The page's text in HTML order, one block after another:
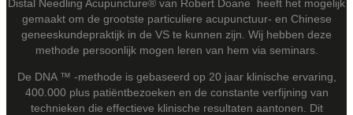
Distal Needling Acupuncture® van Robert Doane heeft het mogelijk
gemaakt om de grootste particuliere acupunctuur- en Chinese
geneeskundepraktijk in de VS te kunnen zijn. Wij hebben deze
methode persoonlijk mogen leren van hem via seminars.
De DNA ™ -methode is gebaseerd op 20 jaar klinische ervaring,
400.000 plus patiëntbezoeken en de constante verfijning van
technieken die effectieve klinische resultaten aantonen. Dit